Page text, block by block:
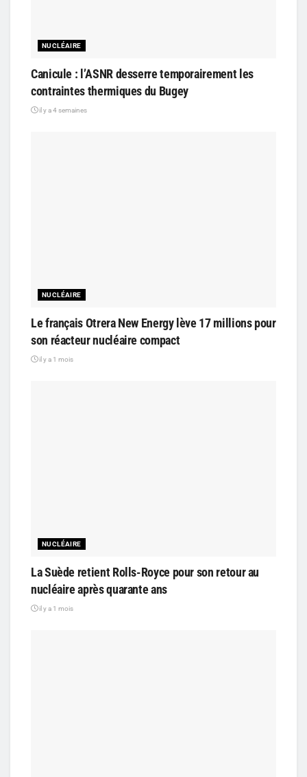
NUCLÉAIRE
Canicule : l’ASNR desserre temporairement les
contraintes thermiques du Bugey
il y a 4 semaines
NUCLÉAIRE
Le français Otrera New Energy lève 17 millions pour
son réacteur nucléaire compact
il y a 1 mois
NUCLÉAIRE
La Suède retient Rolls-Royce pour son retour au
nucléaire après quarante ans
il y a 1 mois